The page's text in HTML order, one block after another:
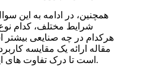
همچنین، در ادامه به این
شرایط مختلف، کدام
هرکدام در چه صنایعی
مقاله ارائه یک مقایسه
است تا درک تفاوت های این دو متریال راحت تر شود.